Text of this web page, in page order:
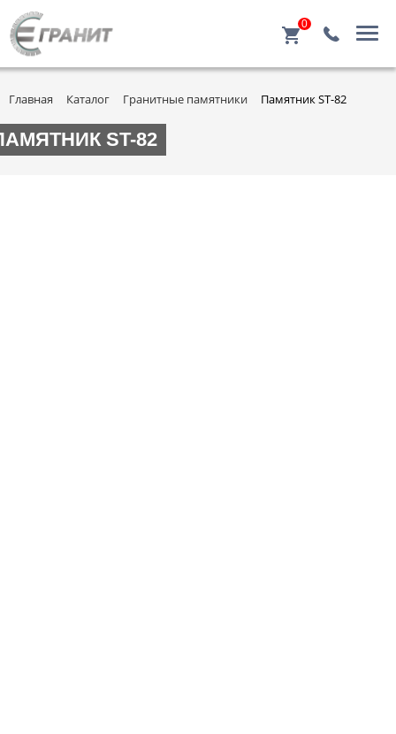
0
Главная Каталог Гранитные памятники Памятник ST-82
ST-82